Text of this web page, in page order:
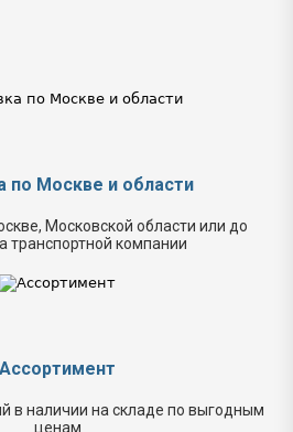
по Москве и области
Московской области или до
транспортной компании
Ассортимент
в наличии на складе по выгодным
ценам